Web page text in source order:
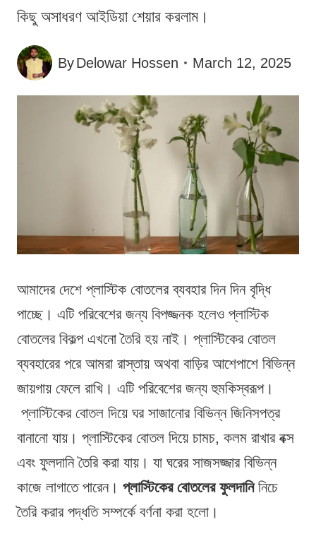
কিছু অসাধরণ আইডিয়া শেয়ার করলাম।
ByDelowar Hossen March 12, 2025
আমাদের দেশে প্লাস্টিক বোতলের ব্যবহার দিন দিন বৃদ্ধি
পাচ্ছে। এটি পরিবেশের জন্য বিপজ্জনক হলেও প্লাস্টিক
বোতলের বিকল্প এখনো তৈরি হয় নাই। প্লাস্টিকের বোতল
ব্যবহারের পরে আমরা রাস্তায় অথবা বাড়ির আশেপাশে বিভিন্ন
জায়গায় ফেলে রাখি। এটি পরিবেশের জন্য হুমকিস্বরূপ।
প্লাস্টিকের বোতল দিয়ে ঘর সাজানোর বিভিন্ন জিনিসপত্র
বানানো যায়। প্লাস্টিকের বোতল দিয়ে চামচ, কলম রাখার বক্স
এবং ফুলদানি তৈরি করা যায়। যা ঘরের সাজসজ্জার বিভিন্ন
কাজে লাগাতে পারেন। প্লাস্টিকের বোতলের ফুলদানিনিচে
তৈরি করার পদ্ধতি সম্পর্কে বর্ণনা করা হলো।